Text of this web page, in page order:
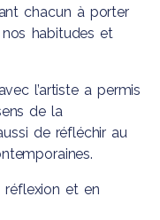
chacun à porter
habitudes et
l’artiste a permis
de la
de réfléchir au
réflexion et en